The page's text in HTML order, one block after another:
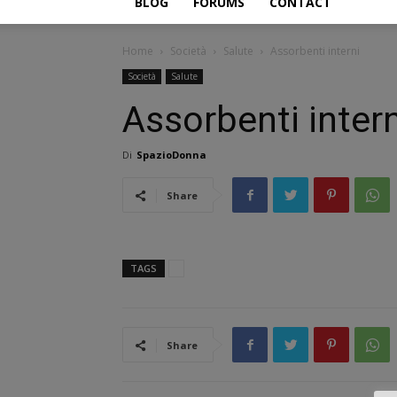
Home Società Salute Assorbenti interni
Società Salute
Assorbenti
Di SpazioDonna
Share
TAGS
Share